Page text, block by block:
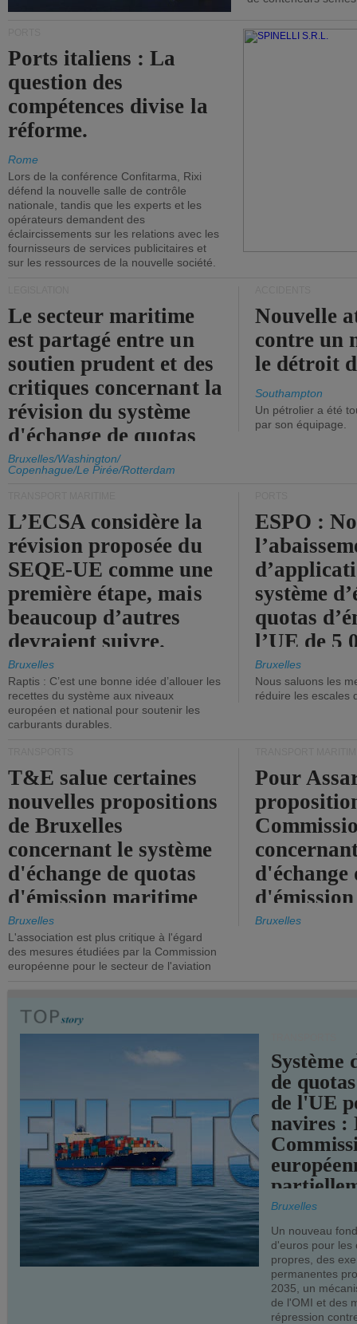
Ports italiens : La
question des
compétences divise la
réforme.
Rome
Lors de la conférence Confitarma, Rixi
défend la nouvelle salle de contrôle
nationale, tandis que les experts et les
opérateurs demandent des
éclaircissements sur les relations avec les
fournisseurs de services publicitaires et
sur les ressources de la nouvelle société.
Le secteur maritime
est partagé entre un
soutien prudent et des
critiques concernant la
révision du système
d'échange de quotas
d'émission de l'UE.
Bruxelles/Washington/
Copenhague/Le Pirée/Rotterdam
Nouvelle
contre un
le détroit
Southampton
Un pétrolier a été
par son équipage.
L’ECSA considère la
révision proposée du
SEQE-UE comme une
première étape, mais
beaucoup d’autres
devraient suivre.
Bruxelles
Raptis : C’est une bonne idée d’allouer les
recettes du système aux niveaux
européen et national pour soutenir les
carburants durables.
ESPO :
système
quotas
l’UE de 5
tonneaux
brute.
Bruxelles
Nous saluons les
réduire les escales
T&E salue certaines
nouvelles propositions
de Bruxelles
concernant le système
d'échange de quotas
d'émission maritime
de l'UE.
Bruxelles
L'association est plus critique à l'égard
des mesures étudiées par la Commission
européenne pour le secteur de l'aviation
Pour
d'échange
timide,
Bruxelles
Système
de
de l'UE
navires :
Bruxelles
Un nouveau
d'euros pour les
propres, des
permanentes
2035, un
de l'OMI et des
répression